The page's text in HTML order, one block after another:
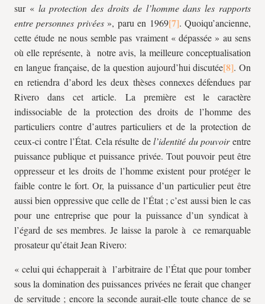
sur « la protection des droits de l’homme dans les rapports
entre personnes privées », paru en 1969
. Quoiqu’ancienne,
cette étude ne nous semble pas vraiment « dépassée » au sens
où elle représente, à notre avis, la meilleure conceptualisation
en langue française, de la question aujourd’hui discutée
. On
en retiendra d’abord les deux thèses connexes défendues par
Rivero dans cet article. La première est le caractère
indissociable de la protection des droits de l’homme des
particuliers contre d’autres particuliers et de la protection de
ceux-ci contre l’État. Cela résulte del’identité du pouvoirentre
puissance publique et puissance privée. Tout pouvoir peut être
oppresseur et les droits de l’homme existent pour protéger le
faible contre le fort. Or, la puissance d’un particulier peut être
aussi bien oppressive que celle de l’État ; c’est aussi bien le cas
pour une entreprise que pour la puissance d’un syndicat à
l’égard de ses membres. Je laisse la parole à ce remarquable
prosateur qu’était Jean Rivero:
« celui qui échapperait à l’arbitraire de l’État que pour tomber
sous la domination des puissances privées ne ferait que changer
de servitude ; encore la seconde aurait-elle toute chance de se